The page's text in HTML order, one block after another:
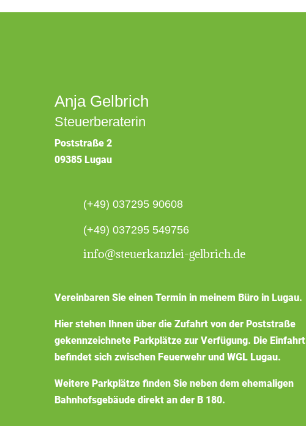
Anja Gelbrich
Steuerberaterin
Poststraße 2
09385 Lugau
(+49) 037295 90608
(+49) 037295 549756
info@steuerkanzlei-gelbrich.de
Vereinbaren Sie einen Termin in meinem Büro in Lugau.
Hier stehen Ihnen über die Zufahrt von der Poststraße
gekennzeichnete Parkplätze zur Verfügung. Die Einfahrt
befindet sich zwischen Feuerwehr und WGL Lugau.
Weitere Parkplätze finden Sie neben dem ehemaligen
Bahnhofsgebäude direkt an der B 180.